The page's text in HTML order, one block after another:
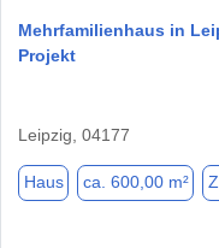
Mehrfamilienhaus in
Projekt
Leipzig, 04177
Haus ca. 600,00 m²